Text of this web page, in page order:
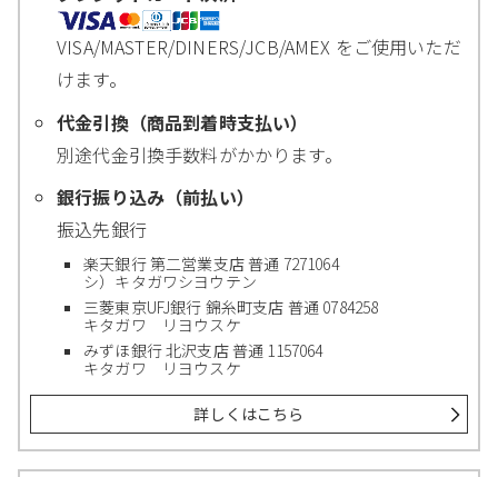
VISA/MASTER/DINERS/JCB/AMEX をご使用いただ
けます。
代金引換（商品到着時支払い）
別途代金引換手数料がかかります。
銀行振り込み（前払い）
振込先銀行
楽天銀行 第二営業支店 普通 7271064
シ）キタガワシヨウテン
三菱東京UFJ銀行 錦糸町支店 普通 0784258
キタガワ リヨウスケ
みずほ銀行 北沢支店 普通 1157064
キタガワ リヨウスケ
詳しくはこちら